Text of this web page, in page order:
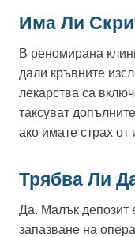
Има Ли
В реномирана
дали кръвните
лекарства са
таксуват
ако имате страх от
Трябва Ли
Да. Малък депозит
запазване на